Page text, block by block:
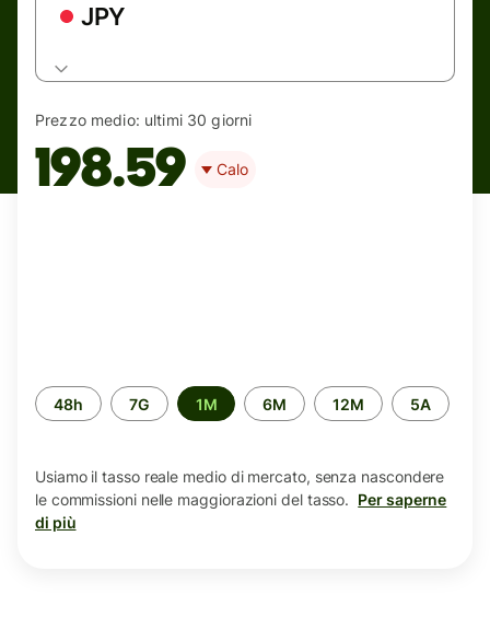
JPY
Prezzo medio: ultimi 30 giorni
198.59 Calo
Periodo
di
48h 7G 1M 6M 12M 5A
Usiamo il tasso reale medio di mercato, senza nascondere
le commissioni nelle maggiorazioni del tasso. Per saperne
di più